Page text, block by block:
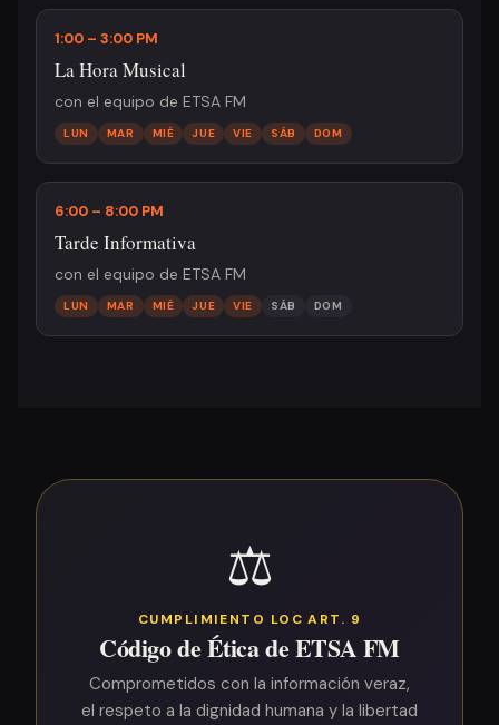
1:00 – 3:00 PM
La Hora Musical
con el equipo de ETSA FM
LUN MAR MIÉ JUE VIE SÁB DOM
6:00 – 8:00 PM
Tarde Informativa
con el equipo de ETSA FM
LUN MAR MIÉ JUE VIE SÁB DOM
⚖️
CUMPLIMIENTO LOC ART. 9
Código de Ética de ETSA FM
Comprometidos con la información veraz,
el respeto a la dignidad humana y la libertad